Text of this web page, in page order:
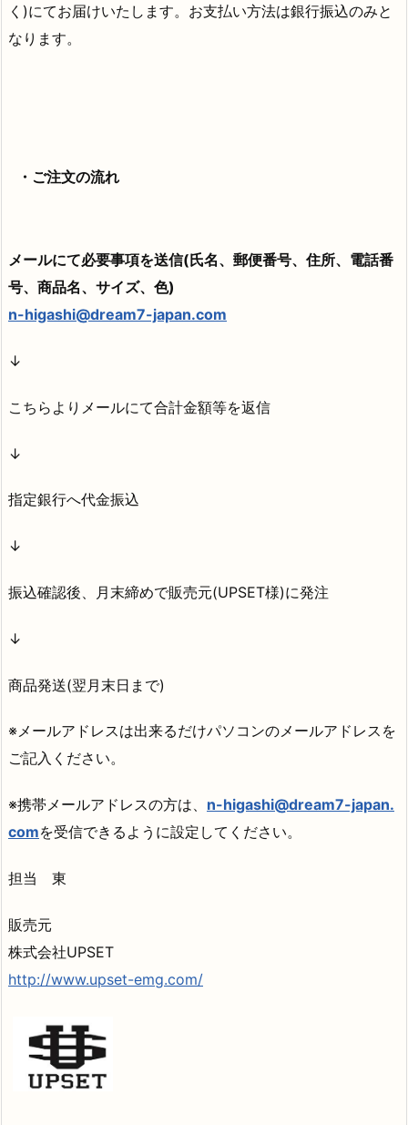
く)にてお届けいたします。お支払い方法は銀行振込のみと
なります。
・ご注文の流れ
メールにて必要事項を送信(氏名、郵便番号、住所、電話番
号、商品名、サイズ、色)
n-higashi@dream7-japan.com
↓
こちらよりメールにて合計金額等を返信
↓
指定銀行へ代金振込
↓
振込確認後、月末締めで販売元(UPSET様)に発注
↓
商品発送(翌月末日まで)
※メールアドレスは出来るだけパソコンのメールアドレスを
ご記入ください。
※携帯メールアドレスの方は、 n-higashi@dream7-japan.
comを受信できるように設定してください。
担当 東
販売元
株式会社UPSET
http://www.upset-emg.com/